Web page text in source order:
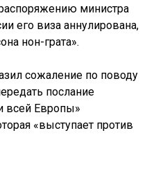
министра
его виза аннулирована,
нон-грата».
сожаление по поводу
послание
всей Европы»
«выступает против